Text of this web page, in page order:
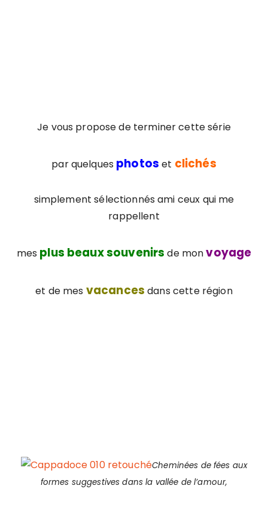
Je vous propose de terminer cette série
par quelques photos et clichés
simplement sélectionnés ami ceux qui me
rappellent
mes plus beaux souvenirs de monvoyage
et de mes vacances dans cette région
Cheminées de fées aux
formes suggestives dans la vallée de l’amour,